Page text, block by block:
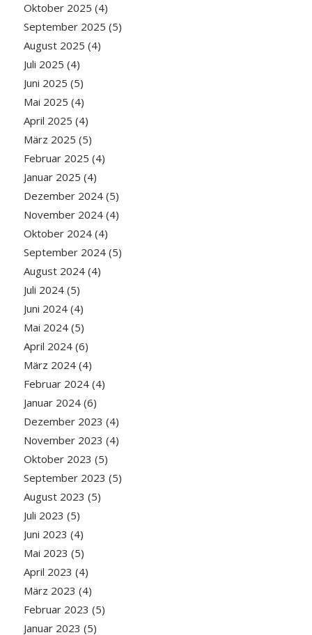
Oktober 2025 (4)
September 2025 (5)
August 2025 (4)
Juli 2025 (4)
Juni 2025 (5)
Mai 2025 (4)
April 2025 (4)
März 2025 (5)
Februar 2025 (4)
Januar 2025 (4)
Dezember 2024(5)
November 2024(4)
Oktober 2024(4)
September 2024(5)
August 2024(4)
Juli 2024(5)
Juni 2024(4)
Mai 2024(5)
April 2024(6)
März 2024(4)
Februar 2024(4)
Januar 2024(6)
Dezember 2023 (4)
November 2023 (4)
Oktober 2023 (5)
September 2023 (5)
August 2023 (5)
Juli 2023 (5)
Juni 2023 (4)
Mai 2023 (5)
April 2023 (4)
März 2023 (4)
Februar 2023 (5)
Januar 2023 (5)